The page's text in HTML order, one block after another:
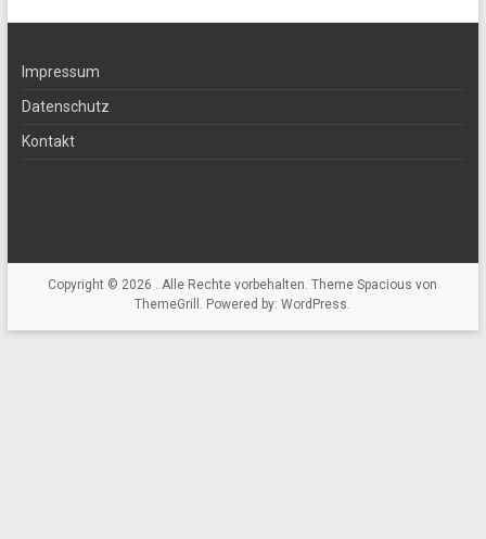
Impressum
Datenschutz
Kontakt
Copyright © 2026 . Alle Rechte vorbehalten. ThemeSpacious von
ThemeGrill. Powered by:WordPress.